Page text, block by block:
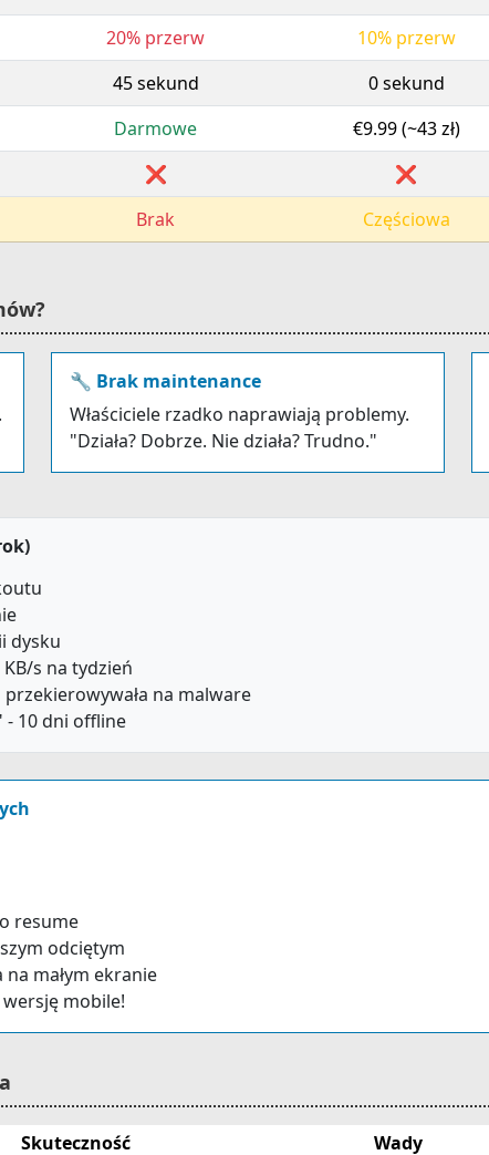
20% przerw
10% przerw
45 sekund
0 sekund
Darmowe
€9.99 (~43 zł)
❌
❌
Brak
Częściowa
🔧 Brak maintenance
Właściciele rzadko naprawiają problemy.
"Działa? Dobrze. Nie działa? Trudno."
dysku
s na tydzień
na malware
10 dni offline
resume
odciętym
małym ekranie
mobile!
Skuteczność Wady